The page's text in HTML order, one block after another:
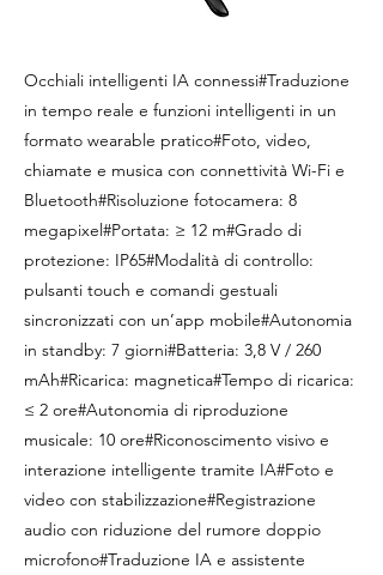
Occhiali intelligenti IA connessi#Traduzione
in tempo reale e funzioni intelligenti in un
formato wearable pratico#Foto, video,
chiamate e musica con connettività Wi-Fi e
Bluetooth#Risoluzione fotocamera: 8
megapixel#Portata: ≥ 12 m#Grado di
protezione: IP65#Modalità di controllo:
pulsanti touch e comandi gestuali
sincronizzati con un’app mobile#Autonomia
in standby: 7 giorni#Batteria: 3,8 V / 260
mAh#Ricarica: magnetica#Tempo di ricarica:
≤ 2 ore#Autonomia di riproduzione
musicale: 10 ore#Riconoscimento visivo e
interazione intelligente tramite IA#Foto e
video con stabilizzazione#Registrazione
audio con riduzione del rumore doppio
microfono#Traduzione IA e assistente